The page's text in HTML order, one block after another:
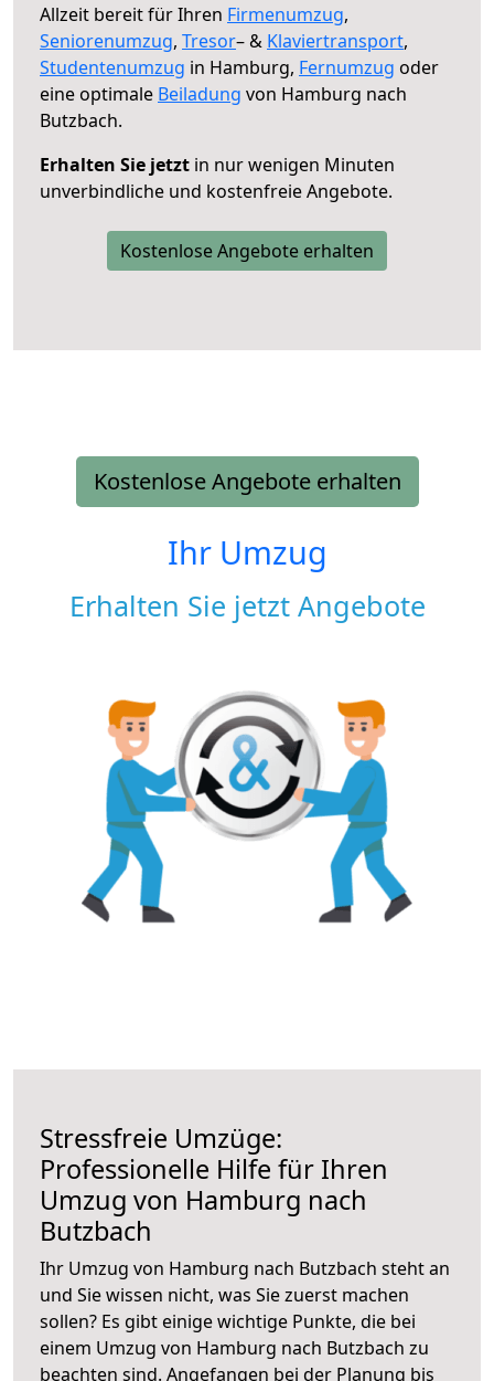
Allzeit bereit für Ihren Firmenumzug,
Seniorenumzug, Tresor– & Klaviertransport,
Studentenumzug in Hamburg, Fernumzug oder
eine optimale Beiladung von Hamburg nach
Butzbach.
Erhalten Sie jetzt in nur wenigen Minuten
unverbindliche und kostenfreie Angebote.
Kostenlose Angebote erhalten
Kostenlose Angebote erhalten
Ihr Umzug
Erhalten Sie jetzt Angebote
Stressfreie Umzüge:
Professionelle Hilfe für Ihren
Umzug von Hamburg nach
Butzbach
Ihr Umzug von Hamburg nach Butzbach steht an
und Sie wissen nicht, was Sie zuerst machen
sollen? Es gibt einige wichtige Punkte, die bei
einem Umzug von Hamburg nach Butzbach zu
beachten sind. Angefangen bei der Planung bis